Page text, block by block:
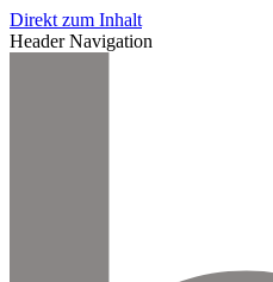
Direkt zum Inhalt
Header Navigation